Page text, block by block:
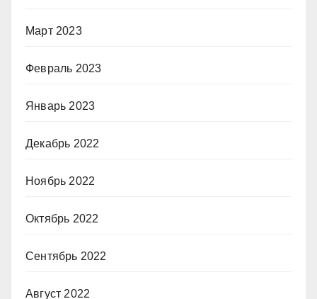
Март 2023
Февраль 2023
Январь 2023
Декабрь 2022
Ноябрь 2022
Октябрь 2022
Сентябрь 2022
Август 2022